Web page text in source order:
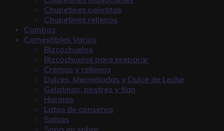
Chupetines pelotitas
Chupetines rellenos
Combos
Comestibles Varios
Bizcochuelos
Bizcochuelos para preparar
Cremas y rellenos
Dulces, Mermeladas y Dulce de Leche
Gelatinas, postres y flan
Harinas
Latas de conserva
Salsas
Sopa en sobre